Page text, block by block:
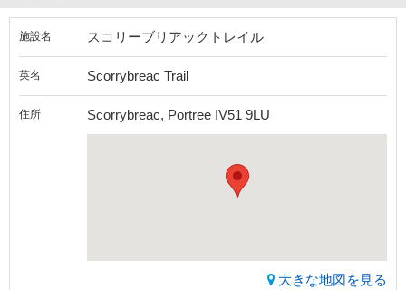
施設名 スコリーブリアックトレイル
英名 Scorrybreac Trail
住所 Scorrybreac, Portree IV51 9LU
大きな地図を見る